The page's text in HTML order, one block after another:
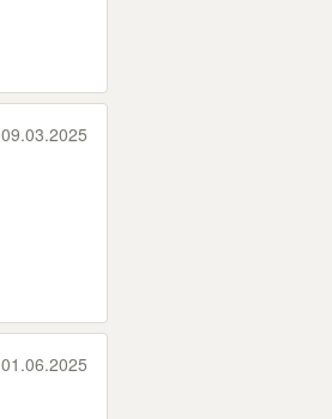
09.03.2025
01.06.2025